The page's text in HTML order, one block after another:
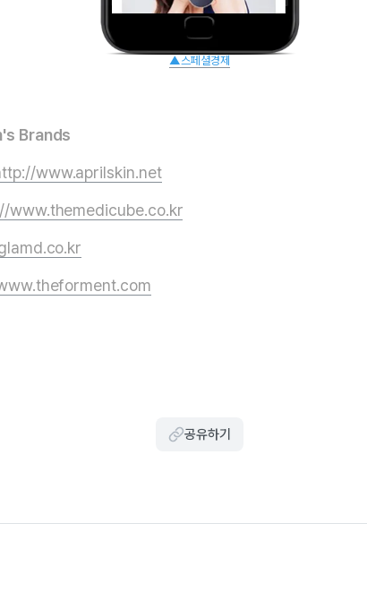
▲스페셜경제
Brands
www.aprilskin.net
www.themedicube.co.kr
공유하기